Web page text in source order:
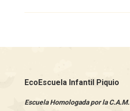
EcoEscuela Infantil Piquio
Escuela Homologada por la C.A.M.